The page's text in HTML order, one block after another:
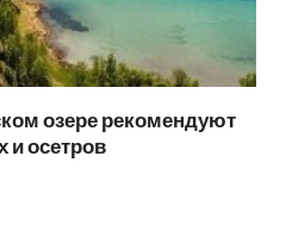
озере рекомендуют
осетров